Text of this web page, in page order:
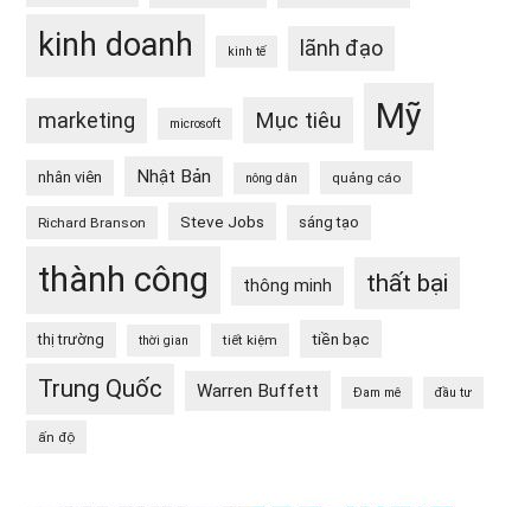
kinh doanh kinh tế lãnh đạo
marketing microsoft Mục tiêu Mỹ
nhân viên Nhật Bản nông dân quảng cáo
Richard Branson Steve Jobs sáng tạo
thành công thông minh thất bại
thị trường thời gian tiết kiệm tiền bạc
Trung Quốc Warren Buffett Đam mê đầu tư
ấn độ